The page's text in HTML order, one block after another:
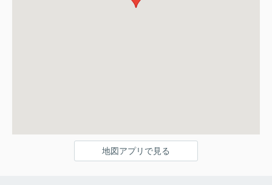
地図アプリで見る